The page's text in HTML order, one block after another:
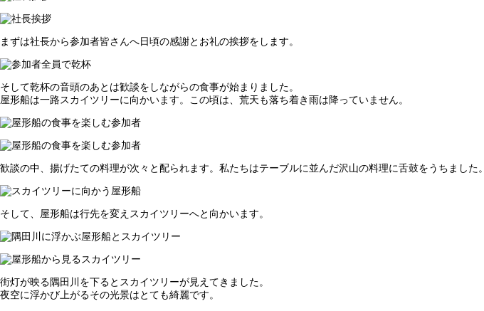
まずは社長から参加者皆さんへ日頃の感謝とお礼の挨拶をします。
そして乾杯の音頭のあとは歓談をしながらの食事が始まりました。
屋形船は一路スカイツリーに向かいます。この頃は、荒天も落ち着き雨は降っていません。
歓談の中、揚げたての料理が次々と配られます。私たちはテーブルに並んだ沢山の料理に舌鼓をうちました。
そして、屋形船は行先を変えスカイツリーへと向かいます。
街灯が映る隅田川を下るとスカイツリーが見えてきました。
夜空に浮かび上がるその光景はとても綺麗です。